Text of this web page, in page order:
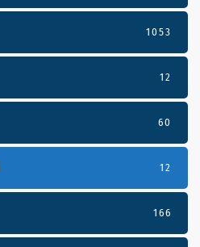
1053
12
60
12
166